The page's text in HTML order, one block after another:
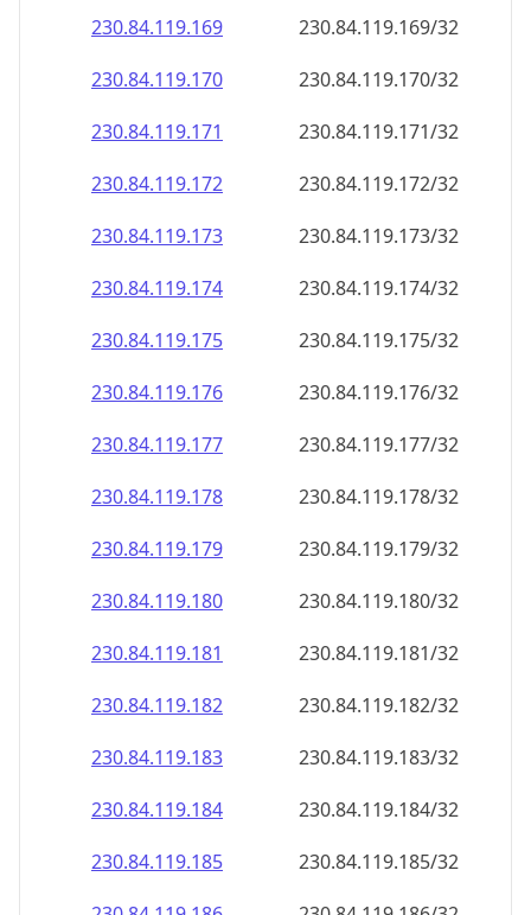
230.84.119.169
230.84.119.169/32
230.84.119.170
230.84.119.170/32
230.84.119.171
230.84.119.171/32
230.84.119.172
230.84.119.172/32
230.84.119.173
230.84.119.173/32
230.84.119.174
230.84.119.174/32
230.84.119.175
230.84.119.175/32
230.84.119.176
230.84.119.176/32
230.84.119.177
230.84.119.177/32
230.84.119.178
230.84.119.178/32
230.84.119.179
230.84.119.179/32
230.84.119.180
230.84.119.180/32
230.84.119.181
230.84.119.181/32
230.84.119.182
230.84.119.182/32
230.84.119.183
230.84.119.183/32
230.84.119.184
230.84.119.184/32
230.84.119.185
230.84.119.185/32
230.84.119.186
230.84.119.186/32